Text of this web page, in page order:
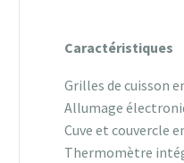
Caractéristiques
Grilles de cuisson
Allumage
Cuve et couvercle
Thermomètre